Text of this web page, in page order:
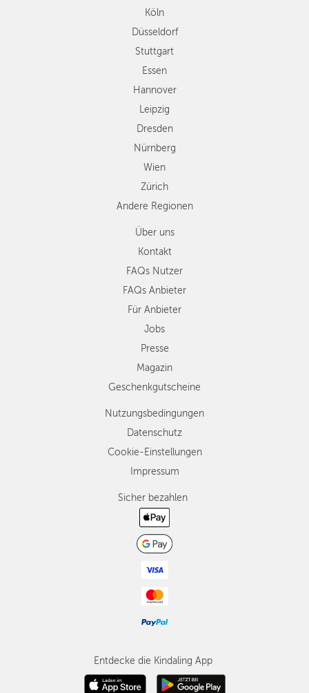
Dresden
Nürnberg
Wien
Zürich
Andere
Regionen
Köln
Düsseldorf
Stuttgart
Essen
Hannover
Leipzig
Dresden
Nürnberg
Wien
Zürich
Andere Regionen
Über uns
Kontakt
FAQs Nutzer
FAQs Anbieter
Für Anbieter
Jobs
Presse
Magazin
Geschenkgutscheine
Nutzungsbedingungen
Datenschutz
Cookie-Einstellungen
Impressum
Sicher bezahlen
Entdecke die Kindaling App